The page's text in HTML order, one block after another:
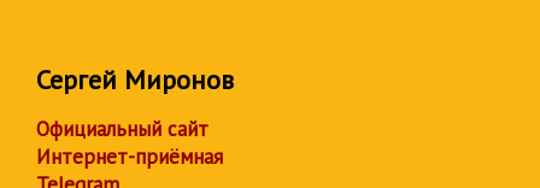
Сергей Миронов
Официальный сайт
Интернет-приёмная